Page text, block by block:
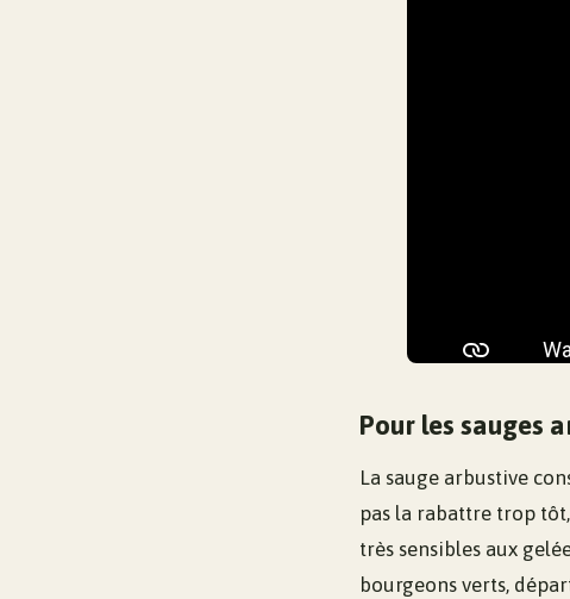
Pour les sauges
La sauge arbustive
pas la rabattre trop
très sensibles aux
bourgeons verts,